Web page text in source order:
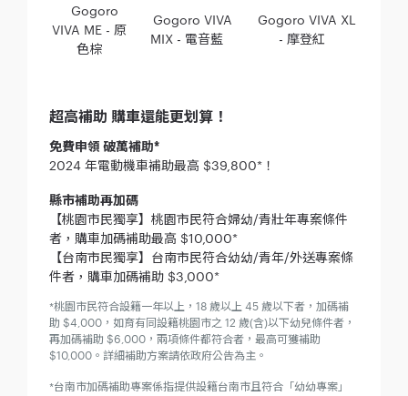
Gogoro
VIVA ME - 原
色棕
Gogoro VIVA
MIX - 電音藍
Gogoro VIVA XL
- 摩登紅
超高補助 購車還能更划算！
免費申領 破萬補助*
2024 年電動機車補助最高 $39,800*！
縣市補助再加碼
【桃園市民獨享】桃園市民符合婦幼/青壯年專案條件
者，購車加碼補助最高 $10,000*
【台南市民獨享】台南市民符合幼幼/青年/外送專案條
件者，購車加碼補助 $3,000*
*桃園市民符合設籍一年以上，18 歲以上 45 歲以下者，加碼補
助 $4,000，如育有同設籍桃園市之 12 歲(含)以下幼兒條件者，
再加碼補助 $6,000，兩項條件都符合者，最高可獲補助
$10,000。詳細補助方案請依政府公告為主。
*台南市加碼補助專案係指提供設籍台南市且符合「幼幼專案」